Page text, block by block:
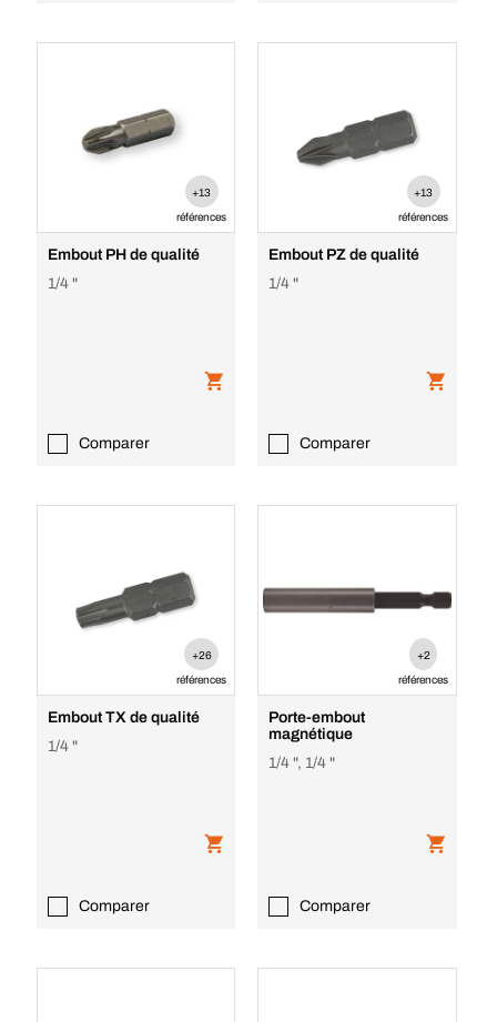
+13
références
Embout PH de qualité
1/4 "
Comparer
+13
références
Embout PZ de qualité
1/4 "
Comparer
+26
références
Embout TX de qualité
1/4 "
Comparer
+2
références
Porte-embout
magnétique
1/4 ", 1/4 "
Comparer